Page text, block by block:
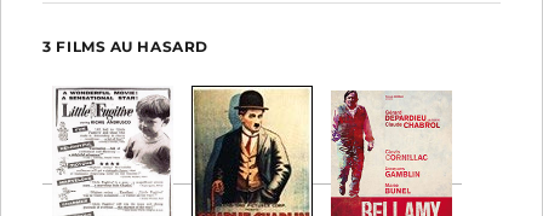
3 FILMS AU HASARD